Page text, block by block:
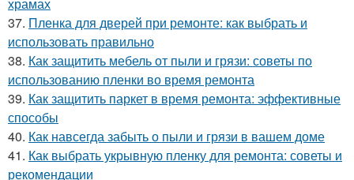
37. Пленка для дверей при ремонте: как выбрать и
использовать правильно
38. Как защитить мебель от пыли и грязи: советы по
использованию пленки во время ремонта
39. Как защитить паркет в время ремонта: эффективные
способы
40. Как навсегда забыть о пыли и грязи в вашем доме
41. Как выбрать укрывную пленку для ремонта: советы и
рекомендации